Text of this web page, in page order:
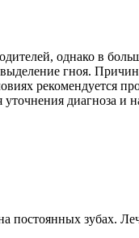
однако в
гноя.
рекомендуется
диагноза
постоянных зубах.